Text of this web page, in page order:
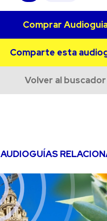
Comprar
Comparte esta
Volver al buscador
AUDIOGUÍAS